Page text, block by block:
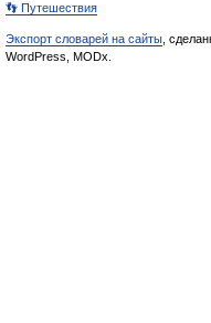
👣 Путешествия
Экспорт словарей на сайты ,
WordPress, MODx.